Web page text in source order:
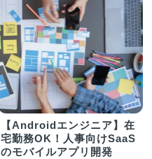
【Androidエンジニア】在
宅勤務OK！人事向けSaaS
のモバイルアプリ開発